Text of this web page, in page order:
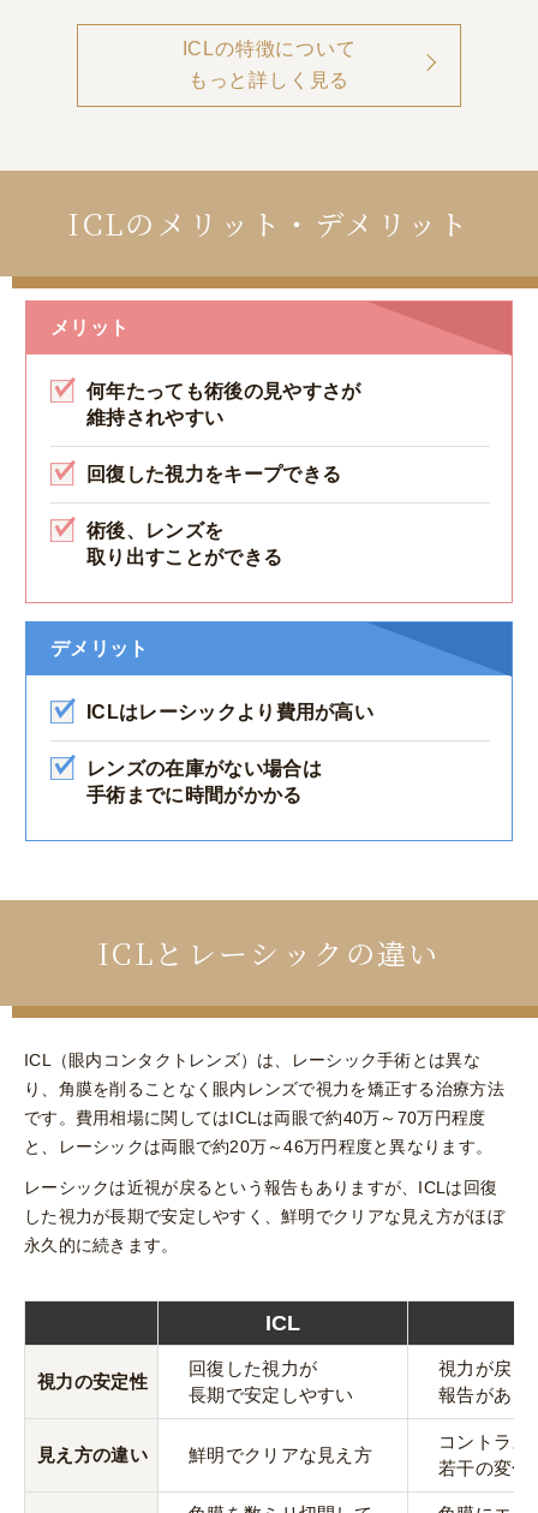
ICLの特徴について
もっと詳しく見る
ICLのメリット・デメリット
メリット
何年たっても術後の見やすさが
維持されやすい
回復した視力をキープできる
術後、レンズを
取り出すことができる
デメリット
ICLはレーシックより費用が高い
レンズの在庫がない場合は
手術までに時間がかかる
ICLとレーシックの違い
ICL（眼内コンタクトレンズ）は、レーシック手術とは異な
り、角膜を削ることなく眼内レンズで視力を矯正する治療方法
です。費用相場に関してはICLは両眼で約40万～70万円程度
と、レーシックは両眼で約20万～46万円程度と異なります。
レーシックは近視が戻るという報告もありますが、ICLは回復
した視力が長期で安定しやすく、鮮明でクリアな見え方がほぼ
永久的に続きます。
ICL
視力の安定性
回復した視力が
長期で安定しやすい
視力が戻る
報告がある
見え方の違い 鮮明でクリアな見え方
コントラス
若干の変化
ICL
-3D未満のお支払いシュミレーション
分割元金：23.7万円
分割回数
24回
初回料金(税込)
11,600円
2回目以降料金(税込)
9,800円